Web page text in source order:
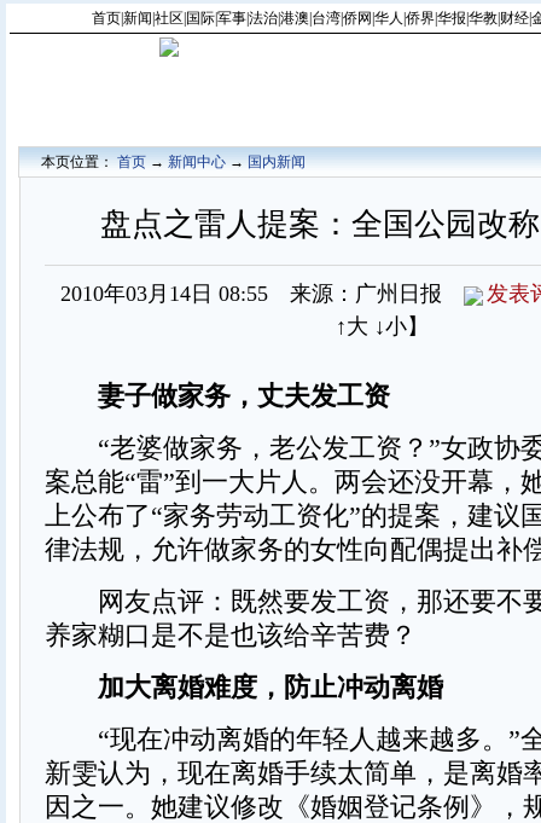
首页|新闻 社区 国际|军事|法治|港澳 台湾|侨网 华人 侨界|华报 华教| 财经|
本页位置：首页→新闻中心→国内新闻
盘点之雷人提案：全国公园改
2010年03月14日 08:55 来源：广州日报
发表
↑大 ↓小】
妻子做家务，丈夫发工资
“老婆做家务，老公发工资？”女政协
案总能“雷”到一大片人。两会还没开幕，
上公布了“家务劳动工资化”的提案，建议
律法规，允许做家务的女性向配偶提出补
网友点评：既然要发工资，那还要不
养家糊口是不是也该给辛苦费？
加大离婚难度，防止冲动离婚
“现在冲动离婚的年轻人越来越多。”
新雯认为，现在离婚手续太简单，是离婚
因之一。她建议修改《婚姻登记条例》，